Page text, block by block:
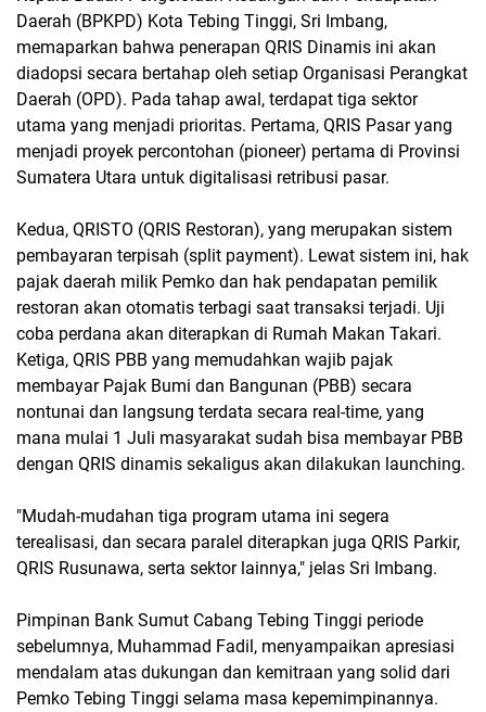
Daerah (BPKPD) Kota Tebing Tinggi, Sri Imbang,
memaparkan bahwa penerapan QRIS Dinamis ini akan
diadopsi secara bertahap oleh setiap Organisasi Perangkat
Daerah (OPD). Pada tahap awal, terdapat tiga sektor
utama yang menjadi prioritas. Pertama, QRIS Pasar yang
menjadi proyek percontohan (pioneer) pertama di Provinsi
Sumatera Utara untuk digitalisasi retribusi pasar.
Kedua, QRISTO (QRIS Restoran), yang merupakan sistem
pembayaran terpisah (split payment). Lewat sistem ini, hak
pajak daerah milik Pemko dan hak pendapatan pemilik
restoran akan otomatis terbagi saat transaksi terjadi. Uji
coba perdana akan diterapkan di Rumah Makan Takari.
Ketiga, QRIS PBB yang memudahkan wajib pajak
membayar Pajak Bumi dan Bangunan (PBB) secara
nontunai dan langsung terdata secara real-time, yang
mana mulai 1 Juli masyarakat sudah bisa membayar PBB
dengan QRIS dinamis sekaligus akan dilakukan launching.
"Mudah-mudahan tiga program utama ini segera
terealisasi, dan secara paralel diterapkan juga QRIS Parkir,
QRIS Rusunawa, serta sektor lainnya," jelas Sri Imbang.
Pimpinan Bank Sumut Cabang Tebing Tinggi periode
sebelumnya, Muhammad Fadil, menyampaikan apresiasi
mendalam atas dukungan dan kemitraan yang solid dari
Pemko Tebing Tinggi selama masa kepemimpinannya.